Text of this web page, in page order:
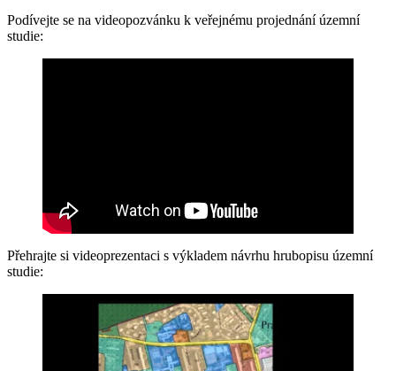
Podívejte se na videopozvánku k veřejnému projednání územní
studie:
Přehrajte si videoprezentaci s výkladem návrhu hrubopisu územní
studie: